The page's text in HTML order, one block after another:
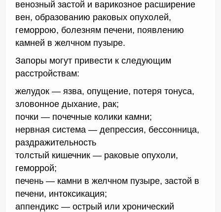
венозный застой и варикозное расширение
вен, образованию раковых опухолей,
геморрою, болезням печени, появлению
камней в желчном пузыре.
Запоры могут привести к следующим
расстройствам:
желудок — язва, опущение, потеря тонуса,
зловонное дыхание, рак;
почки — почечные колики камни;
нервная система — депрессия, бессонница,
раздражительность
толстый кишечник — раковые опухоли,
геморрой;
печень — камни в желчном пузыре, застой в
печени, интоксикация;
аппендикс — острый или хронический